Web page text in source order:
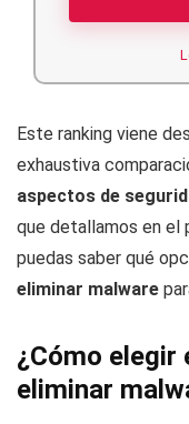
Este ranking viene
exhaustiva
aspectos de
que detallamos en el
puedas saber qué
eliminar malware
¿Cómo elegir
eliminar